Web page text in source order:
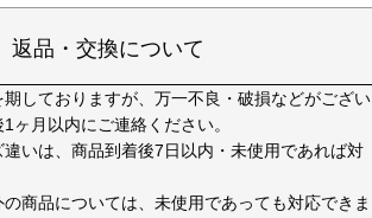
返品・交換について
しておりますが、万一不良・破損などがござい
ヶ月以内にご連絡ください。
いは、商品到着後7日以内・未使用であれば対
商品については、未使用であっても対応できま